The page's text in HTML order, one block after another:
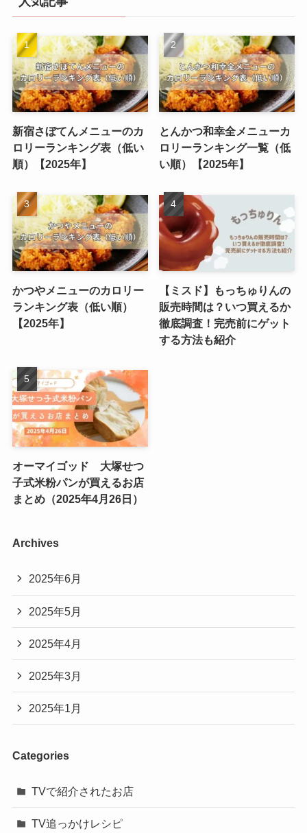
新宿さぼてんメニューのカ
ロリーランキング表（低い
順）【2025年】
とんかつ和幸全メニューカ
ロリーランキング一覧（低
い順）【2025年】
かつやメニューのカロリー
ランキング表（低い順）
【2025年】
【ミスド】もっちゅりんの
販売時間は？いつ買えるか
徹底調査！完売前にゲット
する方法も紹介
オーマイゴッド 大塚せつ
子式米粉パンが買えるお店
まとめ（2025年4月26日）
Archives
2025年6月
2025年5月
2025年4月
2025年3月
2025年1月
Categories
TVで紹介されたお店
TV追っかけレシピ